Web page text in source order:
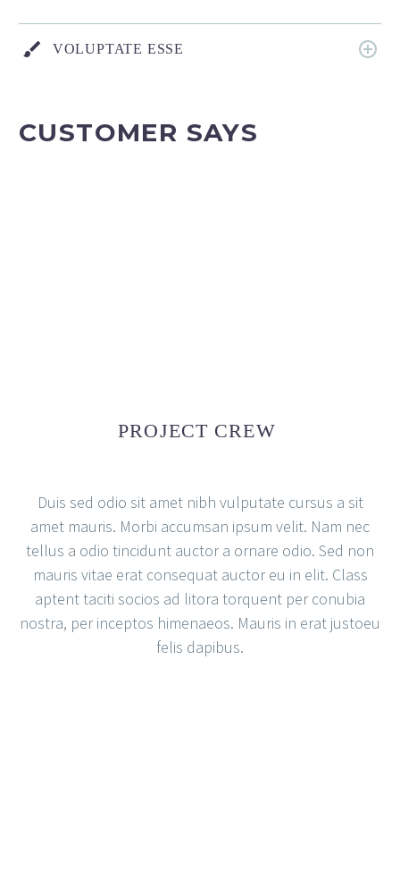
VOLUPTATE ESSE
CUSTOMER SAYS
PROJECT CREW
Duis sed odio sit amet nibh vulputate cursus a sit
amet mauris. Morbi accumsan ipsum velit. Nam nec
tellus a odio tincidunt auctor a ornare odio. Sed non
mauris vitae erat consequat auctor eu in elit. Class
aptent taciti socios ad litora torquent per conubia
nostra, per inceptos himenaeos. Mauris in erat justoeu
felis dapibus.